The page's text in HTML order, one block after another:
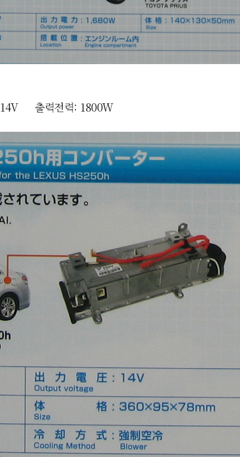
14V 출력전력: 1800W